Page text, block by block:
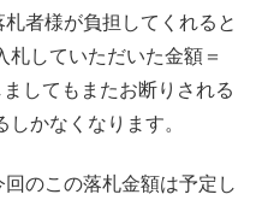
者様が負担してくれると
札していただいた金額＝
してもまたお断りされる
かなくなります。
のこの落札金額は予定し